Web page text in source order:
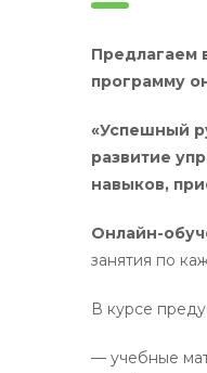
Предлагаем
программу
«Успешный
развитие
навыков,
Онлайн-
занятия по
В курсе
— учебные